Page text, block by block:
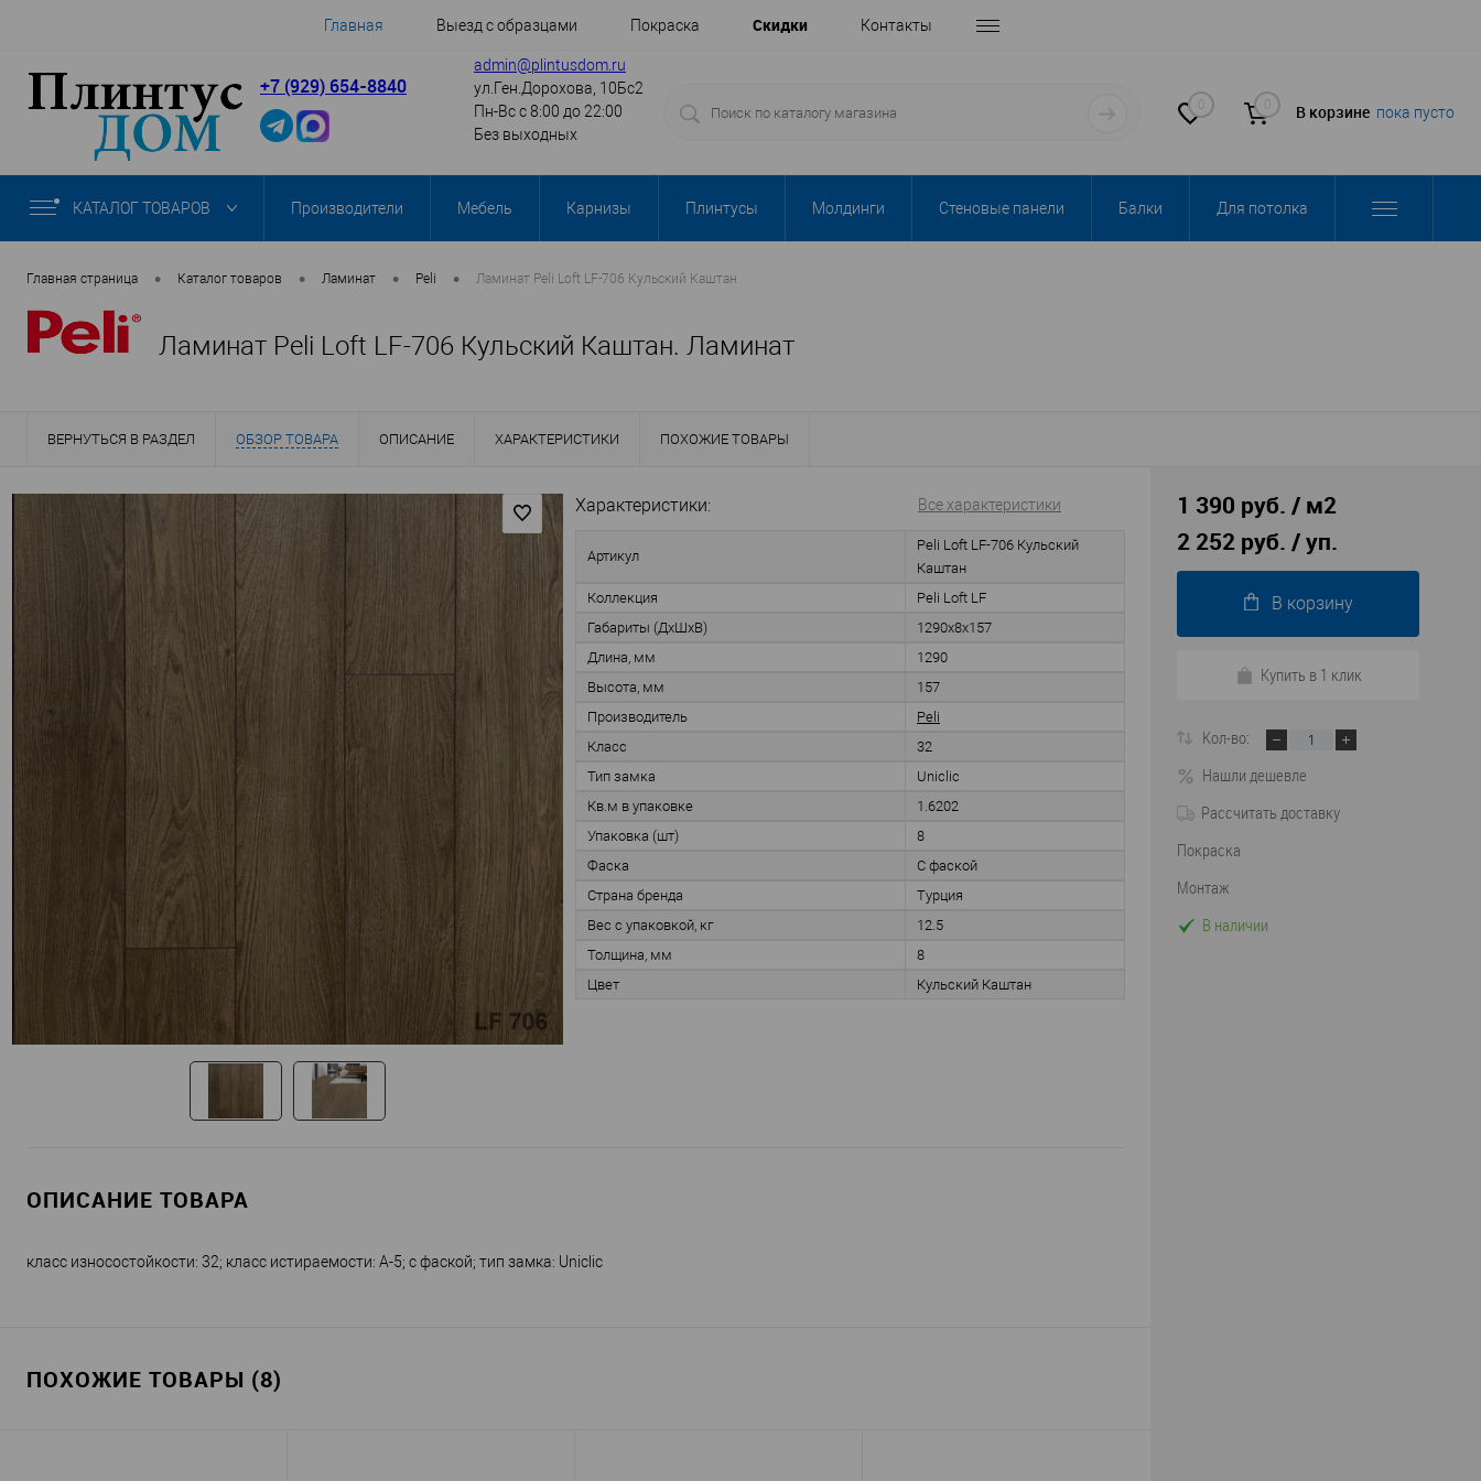
Главная Выезд с образцами Покраска Cкидки Контакты
+7 (929) 654-8840
admin@plintusdom.ru
ул.Ген.Дорохова, 10Бс2
Пн-Вс с 8:00 до 22:00
Без выходных
0 0 В корзине пока пусто
КАТАЛОГ ТОВАРОВ Производители Мебель Карнизы Плинтусы Молдинги Стеновые панели Балки Для потолка
Главная страница • Каталог товаров • Ламинат • Peli • Ламинат Peli Loft LF-706 Кульский Каштан
Ламинат Peli Loft LF-706 Кульский Каштан. Ламинат
ВЕРНУТЬСЯ В РАЗДЕЛ ОБЗОР ТОВАРА ОПИСАНИЕ ХАРАКТЕРИСТИКИ ПОХОЖИЕ ТОВАРЫ
Характеристики: Все характеристики
Артикул
Peli Loft LF-706 Кульский
Каштан
Коллекция
Peli Loft LF
Габариты (ДхШхВ)
1290х8х157
Длина, мм
1290
Высота, мм
157
Производитель
Peli
Класс
32
Тип замка
Uniclic
Кв.м в упаковке
1.6202
Упаковка (шт)
8
Фаска
С фаской
Страна бренда
Турция
Вес с упаковкой, кг
12.5
Толщина, мм
8
Цвет
Кульский Каштан
ОПИСАНИЕ ТОВАРА
класс износостойкости: 32; класс истираемости: А-5; с фаской; тип замка: Uniclic
ПОХОЖИЕ ТОВАРЫ (8)
1 390 руб. / м2
2 252 руб. / уп.
В корзину
Купить в 1 клик
Кол-во:
Нашли дешевле
Рассчитать доставку
Покраска
Монтаж
В наличии